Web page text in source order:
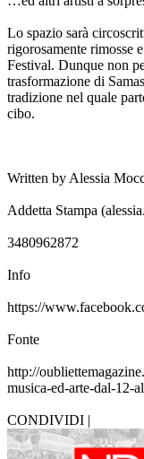
Lo spazio sarà
rigorosamente rimosse
Festival. Dunque non
trasformazione di
tradizione nel quale
cibo.
Written by Alessia
Addetta Stampa
3480962872
Info
https://
Fonte
http://
musica-ed-arte-dal-12-
CONDIVIDI |